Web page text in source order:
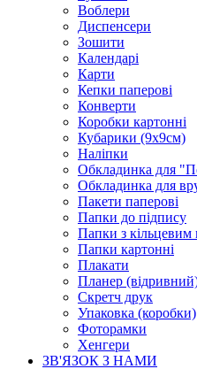
Воблери
Диспенсери
Зошити
Календарі
Карти
Кепки паперові
Конверти
Коробки картонні
Кубарики (9х9см)
Наліпки
Обкладинка для
Обкладинка для
Пакети паперові
Папки до підпису
Папки з кільцевим
Папки картонні
Плакати
Планер
Скретч друк
Упаковка (коробки)
Фоторамки
Хенгери
ЗВ'ЯЗОК З НАМИ